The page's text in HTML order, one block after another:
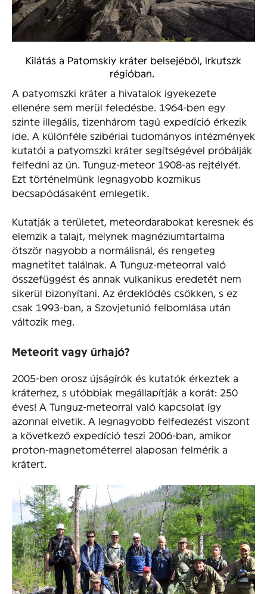
Kilátás a Patomskiy kráter belsejéből, Irkutszk
régióban.
A patyomszki kráter a hivatalok igyekezete
ellenére sem merül feledésbe. 1964-ben egy
szinte illegális, tizenhárom tagú expedíció érkezik
ide. A különféle szibériai tudományos intézmények
kutatói a patyomszki kráter segítségével próbálják
felfedni az ún. Tunguz-meteor 1908-as rejtélyét.
Ezt történelmünk legnagyobb kozmikus
becsapódásaként emlegetik.
Kutatják a területet, meteordarabokat keresnek és
elemzik a talajt, melynek magnéziumtartalma
ötször nagyobb a normálisnál, és rengeteg
magnetitet találnak. A Tunguz-meteorral való
összefüggést és annak vulkanikus eredetét nem
sikerül bizonyítani. Az érdeklődés csökken, s ez
csak 1993-ban, a Szovjetunió felbomlása után
változik meg.
Meteorit vagy űrhajó?
2005-ben orosz újságírók és kutatók érkeztek a
kráterhez, s utóbbiak megállapítják a korát: 250
éves! A Tunguz-meteorral való kapcsolat így
azonnal elvetik. A legnagyobb felfedezést viszont
a következő expedíció teszi 2006-ban, amikor
proton-magnetométerrel alaposan felmérik a
krátert.